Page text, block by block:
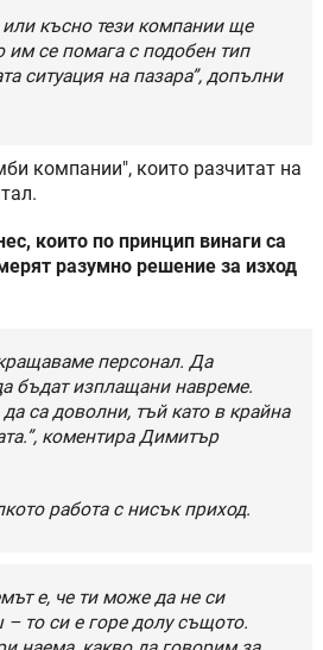
късно тези компании ще
им се помага с подобен тип
ситуация на пазара”, допълни
компании", които разчитат на
които по принцип винаги са
разумно решение за изход
персонал. Да
бъдат изплащани навреме.
са доволни, тъй като в крайна
коментира Димитър
работа с нисък приход.
е, че ти може да не си
то си е горе долу същото.